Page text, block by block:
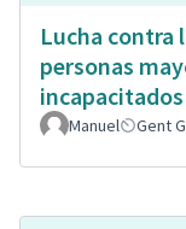
Lucha contra
personas
incapacitados
Manuel Gent